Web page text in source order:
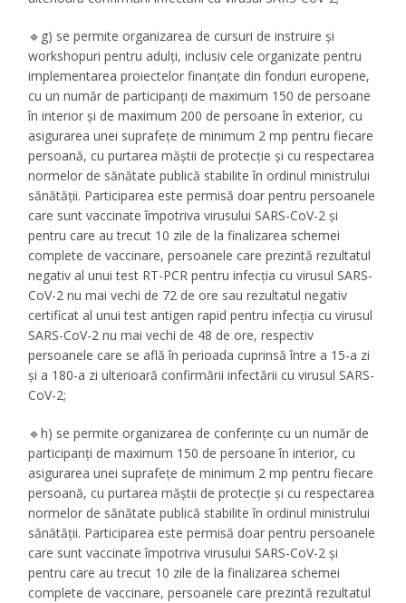
🔹g) se permite organizarea de cursuri de instruire și
workshopuri pentru adulți, inclusiv cele organizate pentru
implementarea proiectelor finanțate din fonduri europene,
cu un număr de participanți de maximum 150 de persoane
în interior și de maximum 200 de persoane în exterior, cu
asigurarea unei suprafețe de minimum 2 mp pentru fiecare
persoană, cu purtarea măștii de protecție și cu respectarea
normelor de sănătate publică stabilite în ordinul ministrului
sănătății. Participarea este permisă doar pentru persoanele
care sunt vaccinate împotriva virusului SARS-CoV-2 și
pentru care au trecut 10 zile de la finalizarea schemei
complete de vaccinare, persoanele care prezintă rezultatul
negativ al unui test RT-PCR pentru infecția cu virusul SARS-
CoV-2 nu mai vechi de 72 de ore sau rezultatul negativ
certificat al unui test antigen rapid pentru infecția cu virusul
SARS-CoV-2 nu mai vechi de 48 de ore, respectiv
persoanele care se află în perioada cuprinsă între a 15-a zi
și a 180-a zi ulterioară confirmării infectării cu virusul SARS-
CoV-2;
🔹h) se permite organizarea de conferințe cu un număr de
participanți de maximum 150 de persoane în interior, cu
asigurarea unei suprafețe de minimum 2 mp pentru fiecare
persoană, cu purtarea măștii de protecție și cu respectarea
normelor de sănătate publică stabilite în ordinul ministrului
sănătății. Participarea este permisă doar pentru persoanele
care sunt vaccinate împotriva virusului SARS-CoV-2 și
pentru care au trecut 10 zile de la finalizarea schemei
complete de vaccinare, persoanele care prezintă rezultatul